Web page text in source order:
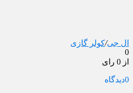
ال جی/کولر گازی
0
از 0 رای
0دیدگاه